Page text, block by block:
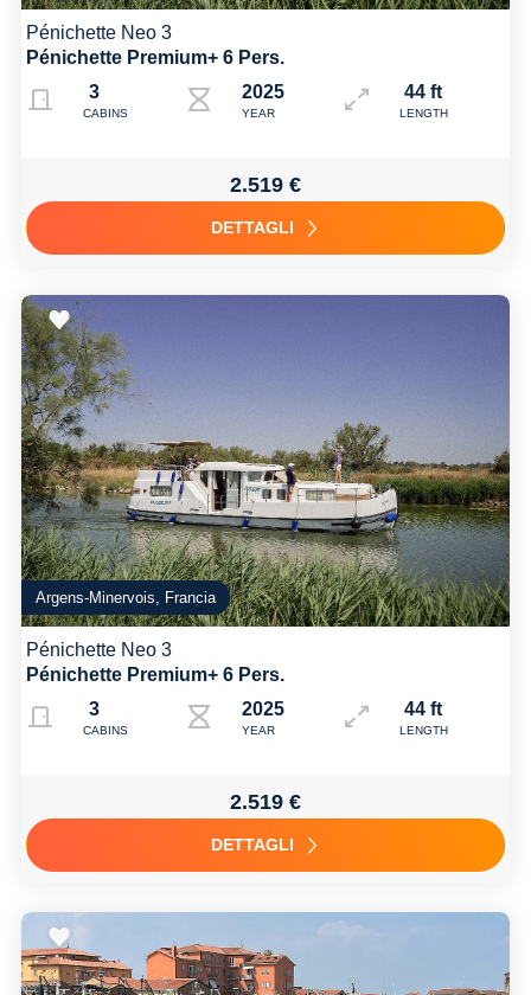
Pénichette Neo 3
Pénichette Premium+ 6 Pers.
3
CABINS
2025
YEAR
44 ft
LENGTH
2.519 €
DETTAGLI
Argens-Minervois, Francia
Pénichette Neo 3
Pénichette Premium+ 6 Pers.
3
CABINS
2025
YEAR
44 ft
LENGTH
2.519 €
DETTAGLI